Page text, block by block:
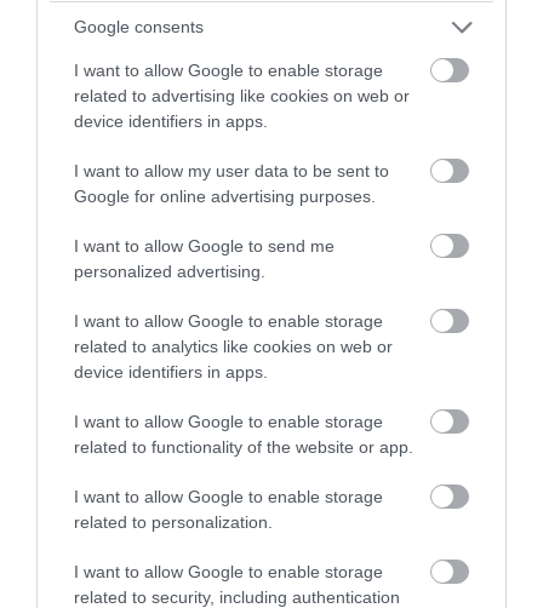
Google consents
I want to allow Google to enable storage
related to advertising like cookies on web or
device identifiers in apps.
I want to allow my user data to be sent to
Google for online advertising purposes.
I want to allow Google to send me
personalized advertising.
I want to allow Google to enable storage
related to analytics like cookies on web or
device identifiers in apps.
I want to allow Google to enable storage
related to functionality of the website or app.
I want to allow Google to enable storage
related to personalization.
I want to allow Google to enable storage
related to security, including authentication
Νοσοκομείο «Ερυθρός Σταυρός»: Ασθενής
08.08.2026 | 13:36